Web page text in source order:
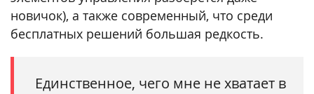
новичок), а также современный, что среди
бесплатных решений большая редкость.
Единственное, чего мне не хватает в